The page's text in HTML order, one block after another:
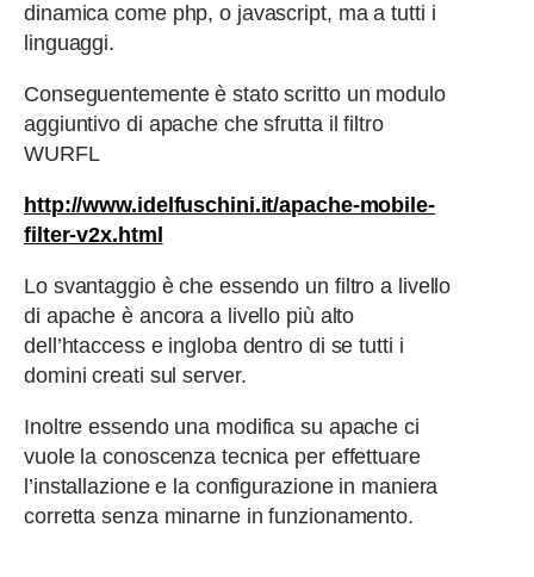
dinamica come php, o javascript, ma a tutti i
linguaggi.
Conseguentemente è stato scritto un modulo
aggiuntivo di apache che sfrutta il filtro
WURFL
http://www.idelfuschini.it/apache-mobile-
filter-v2x.html
Lo svantaggio è che essendo un filtro a livello
di apache è ancora a livello più alto
dell’htaccess e ingloba dentro di se tutti i
domini creati sul server.
Inoltre essendo una modifica su apache ci
vuole la conoscenza tecnica per effettuare
l’installazione e la configurazione in maniera
corretta senza minarne in funzionamento.